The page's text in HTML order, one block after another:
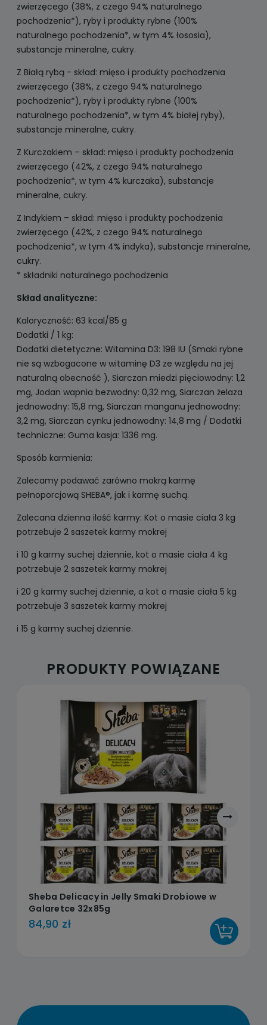
zwierzęcego (38%, z czego 94% naturalnego
pochodzenia*), ryby i produkty rybne (100%
naturalnego pochodzenia*, w tym 4% łososia),
substancje mineralne, cukry.
Z Białą rybą - skład: mięso i produkty pochodzenia
zwierzęcego (38%, z czego 94% naturalnego
pochodzenia*), ryby i produkty rybne (100%
naturalnego pochodzenia*, w tym 4% białej ryby),
substancje mineralne, cukry.
Z Kurczakiem – skład: mięso i produkty pochodzenia
zwierzęcego (42%, z czego 94% naturalnego
pochodzenia*, w tym 4% kurczaka), substancje
mineralne, cukry.
Z Indykiem – skład: mięso i produkty pochodzenia
zwierzęcego (42%, z czego 94% naturalnego
pochodzenia*, w tym 4% indyka), substancje mineralne,
cukry.
* składniki naturalnego pochodzenia
Skład analityczne:
Kaloryczność: 63 kcal/85 g
Dodatki / 1 kg:
Dodatki dietetyczne: Witamina D3: 198 IU (Smaki rybne
nie są wzbogacone w witaminę D3 ze względu na jej
naturalną obecność ), Siarczan miedzi pięciowodny: 1,2
mg, Jodan wapnia bezwodny: 0,32 mg, Siarczan żelaza
jednowodny: 15,8 mg, Siarczan manganu jednowodny:
3,2 mg, Siarczan cynku jednowodny: 14,8 mg / Dodatki
techniczne: Guma kasja: 1336 mg.
Sposób karmienia:
Zalecamy podawać zarówno mokrą karmę
pełnoporcjową SHEBA®, jak i karmę suchą.
Zalecana dzienna ilość karmy: Kot o masie ciała 3 kg
potrzebuje 2 saszetek karmy mokrej
i 10 g karmy suchej dziennie, kot o masie ciała 4 kg
potrzebuje 2 saszetek karmy mokrej
i 20 g karmy suchej dziennie, a kot o masie ciała 5 kg
potrzebuje 3 saszetek karmy mokrej
i 15 g karmy suchej dziennie.
PRODUKTY POWIĄZANE
Sheba Delicacy in Jelly Smaki Drobiowe w
Galaretce 32x85g
84,90 zł